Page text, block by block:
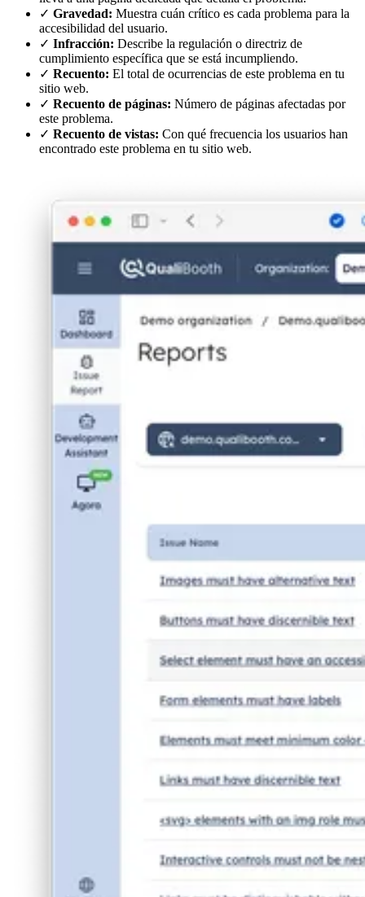
✓ Gravedad: Muestra cuán crítico es cada problema para la
accesibilidad del usuario.
✓ Infracción: Describe la regulación o directriz de
cumplimiento específica que se está incumpliendo.
✓ Recuento: El total de ocurrencias de este problema en tu
sitio web.
✓ Recuento de páginas: Número de páginas afectadas por
este problema.
✓ Recuento de vistas: Con qué frecuencia los usuarios han
encontrado este problema en tu sitio web.